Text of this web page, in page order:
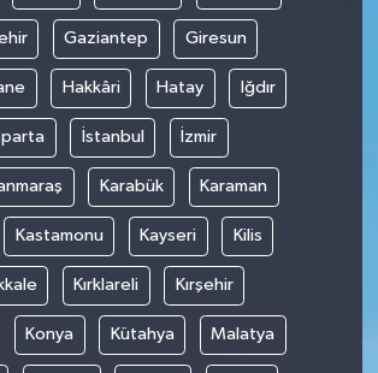
Gaziantep Giresun
Hakkâri Hatay Iğdır
İstanbul İzmir
Karabük Karaman
Kastamonu Kayseri Kilis
Kırklareli Kırşehir
Konya Kütahya Malatya